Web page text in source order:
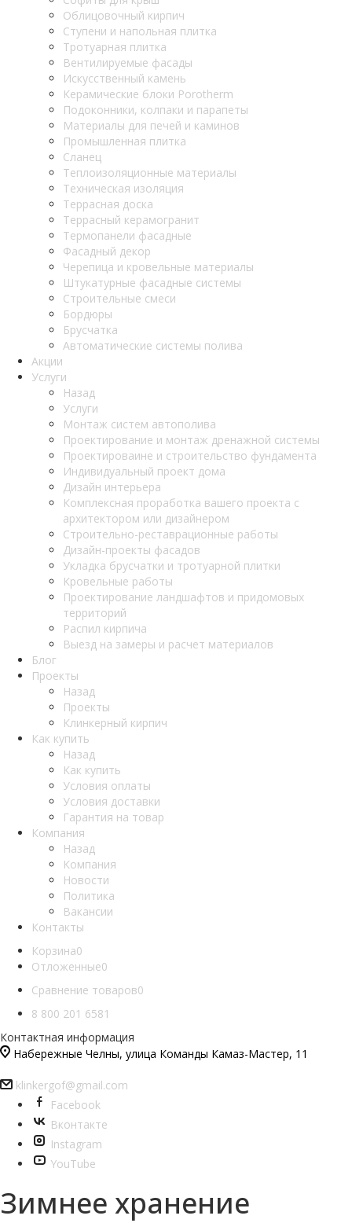
Облицовочный кирпич
Ступени и напольная плитка
Тротуарная плитка
Вентилируемые фасады
Искусственный камень
Керамические блоки Porotherm
Подоконники, колпаки и парапеты
Материалы для печей и каминов
Промышленная плитка
Сланец
Теплоизоляционные материалы
Техническая изоляция
Террасная доска
Террасный керамогранит
Термопанели фасадные
Фасадный декор
Черепица и кровельные материалы
Штукатурные фасадные системы
Строительные смеси
Бордюры
Брусчатка
Автоматические системы полива
Акции
Услуги
Назад
Услуги
Монтаж систем автополива
Проектирование и монтаж дренажной системы
Проектироваине и строительство фундамента
Индивидуальный проект дома
Дизайн интерьера
Комплексная проработка вашего проекта с
архитектором или дизайнером
Строительно-реставрационные работы
Дизайн-проекты фасадов
Укладка брусчатки и тротуарной плитки
Кровельные работы
Проектирование ландшафтов и придомовых
территорий
Распил кирпича
Выезд на замеры и расчет материалов
Блог
Проекты
Назад
Проекты
Клинкерный кирпич
Как купить
Назад
Как купить
Условия оплаты
Условия доставки
Гарантия на товар
Компания
Назад
Компания
Новости
Политика
Вакансии
Контакты
Корзина0
Отложенные0
Сравнение товаров0
8 800 201 6581
Контактная информация
Набережные Челны, улица Команды Камаз-Мастер, 11
klinkergof@gmail.com
Facebook
Вконтакте
Instagram
YouTube
Зимнее хранение